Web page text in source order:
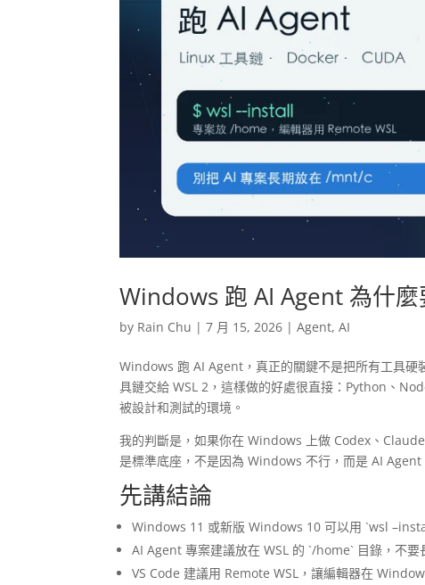
Windows 跑 AI Agent 為什
by Rain Chu |7 月 15, 2026 |Agent,AI
Windows 跑 AI Agent，真正的關鍵不是把所有工具
具鏈交給 WSL 2，這樣做的好處很直接：Python、
被設計和測試的環境。
我的判斷是，如果你在 Windows 上做 Codex、
是標準底座，不是因為 Windows 不行，而是 AI
先講結論
Windows 11 或新版 Windows 10 可以用 `wsl
AI Agent 專案建議放在 WSL 的 `/home` 目錄，不要
VS Code 建議用 Remote WSL，讓編輯器在